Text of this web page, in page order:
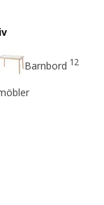
Barnbord 12